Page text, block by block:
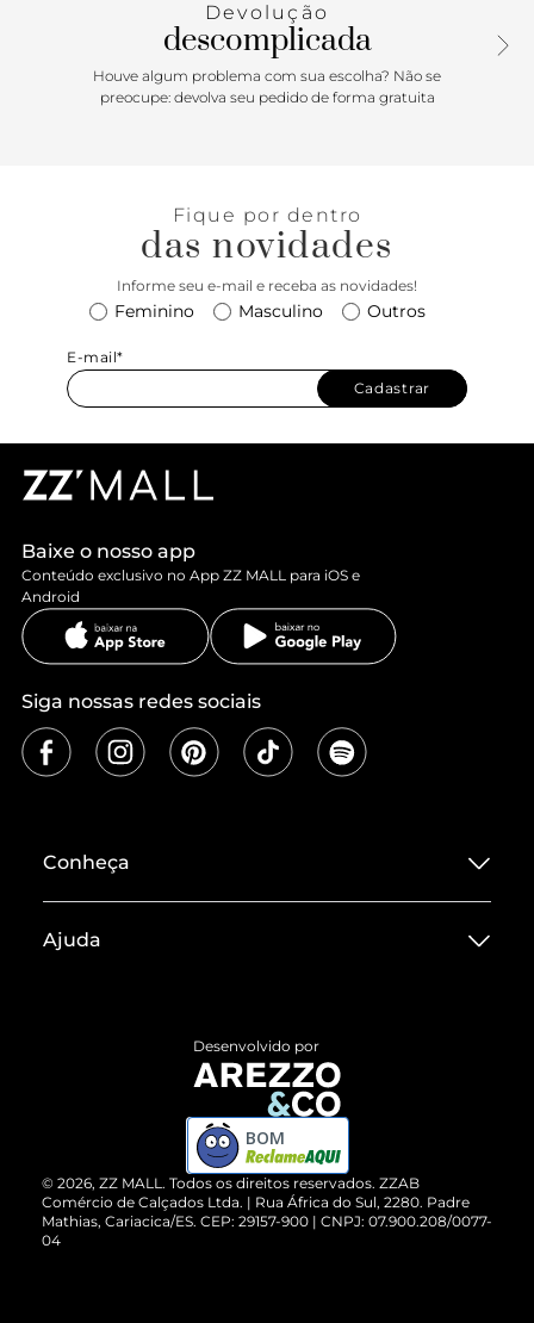
Devolução
descomplicada
Houve algum problema com sua escolha? Não se
preocupe: devolva seu pedido de forma gratuita
Fique por dentro
das novidades
Informe seu e-mail e receba as novidades!
Feminino Masculino Outros
E-mail*
Cadastrar
Baixe o nosso app
Conteúdo exclusivo no App ZZ MALL para iOS e
Android
Siga nossas redes sociais
Conheça
Termos de Uso
ZZ MALL é confiável
Cartão Presente
Vendas Corporativas
Ajuda
Devolução do Produto
Compre pelo WhatsApp
© 2026, ZZ MALL. Todos os direitos reservados. ZZAB
Comércio de Calçados Ltda. | Rua África do Sul, 2280. Padre
Mathias, Cariacica/ES. CEP: 29157-900 | CNPJ: 07.900.208/0077-
04
Desenvolvido por
BOM